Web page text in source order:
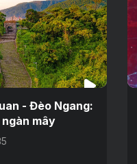
- Đèo Ngang:
mây